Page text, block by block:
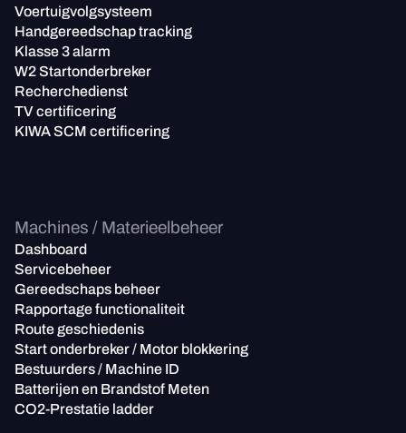
Voertuigvolgsysteem
Handgereedschap tracking
Klasse 3 alarm
W2 Startonderbreker
Recherchedienst
TV certificering
KIWA SCM certificering
Machines / Materieelbeheer
Dashboard
Servicebeheer
Gereedschaps beheer
Rapportage functionaliteit
Route geschiedenis
Start onderbreker / Motor blokkering
Bestuurders / Machine ID
Batterijen en Brandstof Meten
CO2-Prestatie ladder